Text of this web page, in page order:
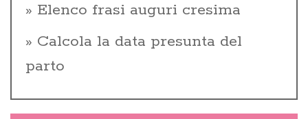
Elenco frasi auguri cresima
Calcola la data presunta del
parto